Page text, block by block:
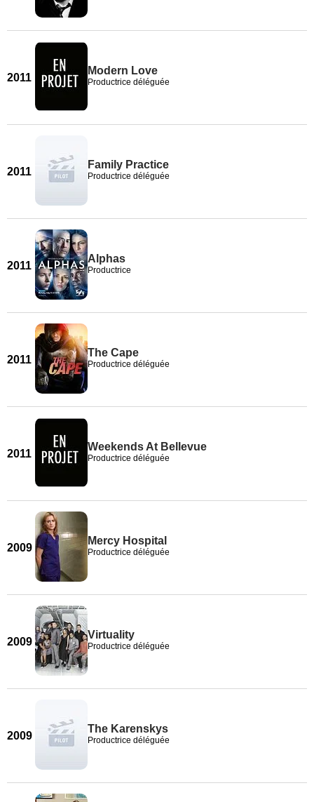
2011
Modern Love
Productrice déléguée
2011
Family Practice
Productrice déléguée
2011
Alphas
Productrice
2011
The Cape
Productrice déléguée
2011
Weekends At Bellevue
Productrice déléguée
2009
Mercy Hospital
Productrice déléguée
2009
Virtuality
Productrice déléguée
2009
The Karenskys
Productrice déléguée